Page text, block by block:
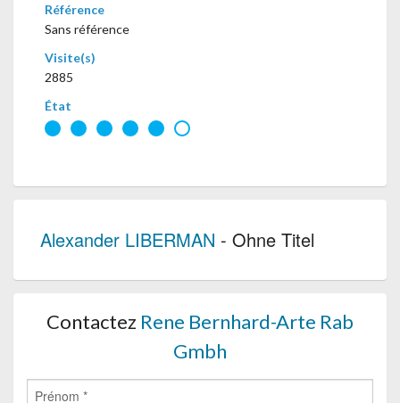
Référence
Sans référence
Visite(s)
2885
État
Alexander LIBERMAN - Ohne Titel
Contactez Rene Bernhard-Arte Rab
Gmbh